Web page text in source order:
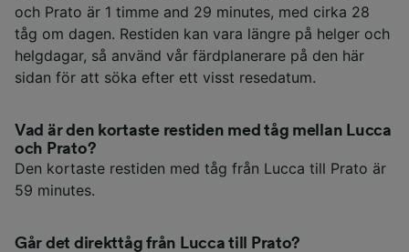
och Prato är 1 timme and 29 minutes, med cirka 28
tåg om dagen. Restiden kan vara längre på helger och
helgdagar, så använd vår färdplanerare på den här
sidan för att söka efter ett visst resedatum.
Vad är den kortaste restiden med tåg mellan Lucca
och Prato?
Den kortaste restiden med tåg från Lucca till Prato är
59 minutes.
Går det direkttåg från Lucca till Prato?